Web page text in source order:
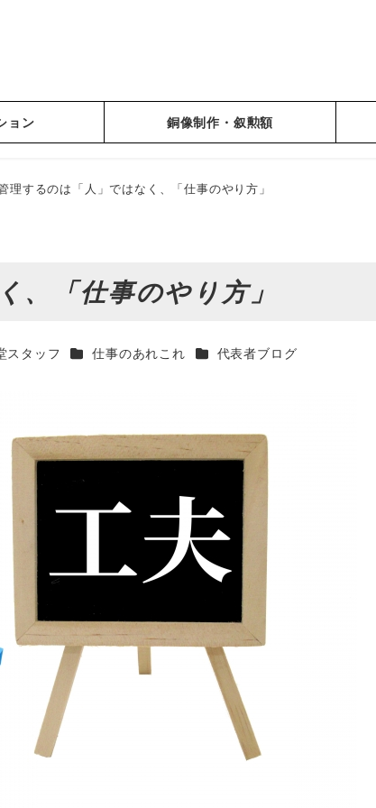
ョン 銅像制作・叙勲額
理するのは「人」ではなく、「仕事のやり方」
、「仕事のやり方」
スタッフ カテゴリー
仕事のあれこれ カテゴリー
代表者ブログ